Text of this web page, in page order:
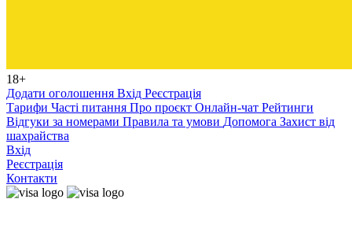
18+
Додати оголошення Вхід Реєстрація
Тарифи Часті питання Про проєкт Онлайн-чат Рейтинги
Відгуки за номерами Правила та умови Допомога Захист від
шахрайства
Вхід
Реєстрація
Контакти